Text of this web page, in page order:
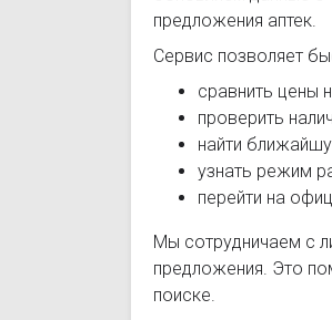
предложения аптек.
Сервис позволяет
сравнить цены
проверить
найти
узнать режим
перейти на
Мы сотрудничаем с
предложения. Это
поиске.